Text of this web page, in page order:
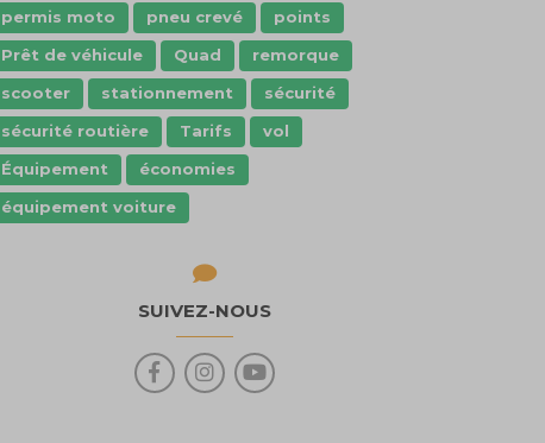
permis moto
pneu crevé
points
Prêt de véhicule
Quad
remorque
scooter
stationnement
sécurité
sécurité routière
Tarifs
vol
Équipement
économies
équipement voiture
SUIVEZ-NOUS